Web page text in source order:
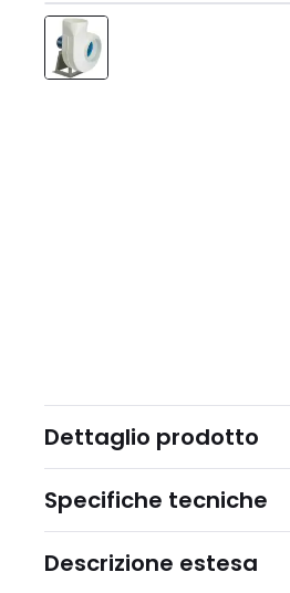
Dettaglio prodotto
Specifiche tecniche
Descrizione estesa